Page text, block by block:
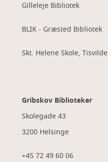
Gilleleje Bibliotek
BLIK - Græsted Bibliotek
Skt. Helene Skole, Tisvilde
Gribskov Biblioteker
Skolegade 43
3200 Helsinge
+45 72 49 60 06